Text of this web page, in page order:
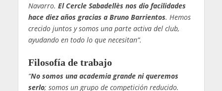
Navarro. El Cercle Sabadellès nos dio facilidades
hace diez años gracias a Bruno Barrientos. Hemos
crecido juntos y somos una parte activa del club,
ayudando en todo lo que necesitan”.
Filosofía de trabajo
“No somos una academia grande ni queremos
serlo; somos un grupo de competición reducido.